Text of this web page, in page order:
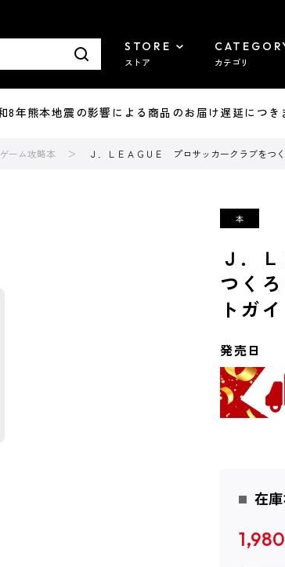
STORE
ストア カテゴリ
熊本地震の影響による商品のお届け遅延につき
ゲーム攻略本 Ｊ．ＬＥＡＧＵＥ プロサッカークラブをつ
Ｊ．
つく
トガ
発売日
在
1,980